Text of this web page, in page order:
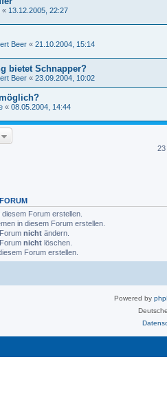
« 13.12.2005, 22:27
Beer « 21.10.2004, 15:14
bietet Schnapper?
Beer « 23.09.2004, 10:02
« 08.05.2004, 14:44
23
Forum erstellen.
in diesem Forum erstellen.
nicht ändern.
nicht löschen.
Forum erstellen.
Powered by